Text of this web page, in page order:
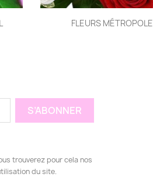
 Aperçu rapide
FLEURS MÉTROPOLE
trouverez pour cela nos
du site.